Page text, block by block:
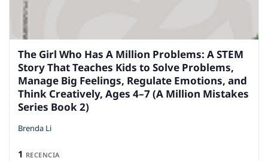
The Girl Who Has A Million Problems: A STEM
Story That Teaches Kids to Solve Problems,
Manage Big Feelings, Regulate Emotions, and
Think Creatively, Ages 4–7 (A Million Mistakes
Series Book 2)
Brenda Li
1 RECENCIA